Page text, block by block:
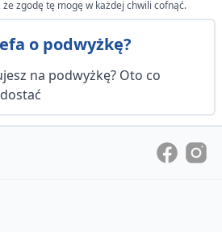
zgodę tę mogę w każdej chwili cofnąć.
o podwyżkę?
na podwyżkę? Oto co